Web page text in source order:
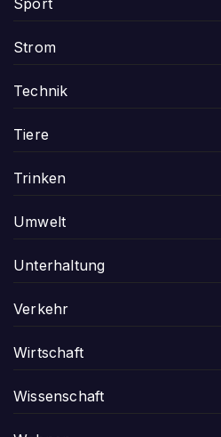
Sport
Strom
Technik
Tiere
Trinken
Umwelt
Unterhaltung
Verkehr
Wirtschaft
Wissenschaft